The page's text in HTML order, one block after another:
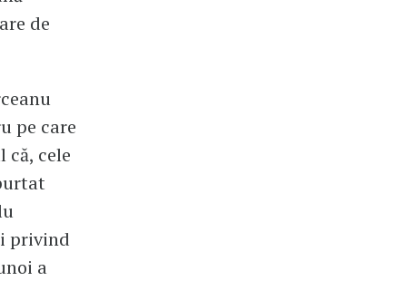
de
pe care
că, cele
privind
a